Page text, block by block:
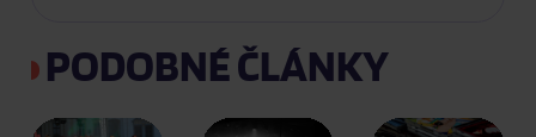
PODOBNÉ ČLÁNKY